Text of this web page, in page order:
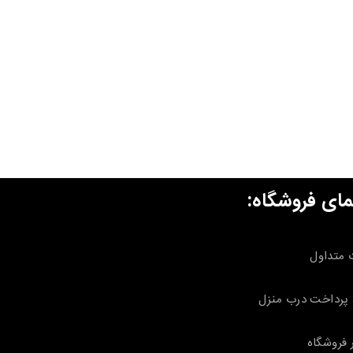
فروشگاه:
متداول
پرداخت درب منزل
فروشگاه